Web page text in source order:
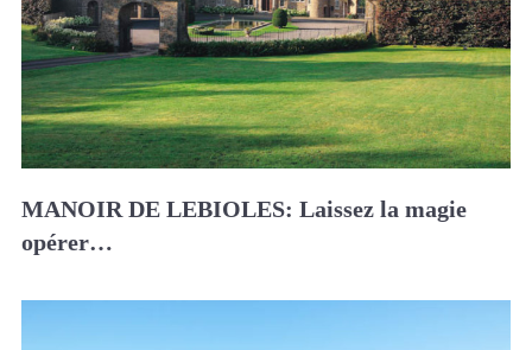
MANOIR DE LEBIOLES: Laissez la magie
opérer…